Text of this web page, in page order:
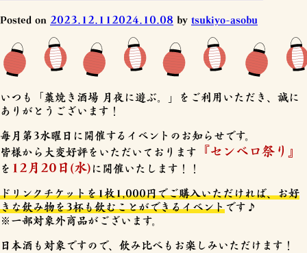
Posted on 2023.12.11 2024.10.08 by tsukiyo-asobu
いつも「藁焼き酒場 月夜に遊ぶ。」をご利用いただき、誠に
ありがとうございます！
毎月第3水曜日に開催するイベントのお知らせです。
皆様から大変好評をいただいております
『センベロ祭り』
を 12月20日(水) に開催いたします！！
ドリンクチケットを1枚1,000円でご購入いただければ、お好
きな飲み物を3杯も飲むことができるイベントです♪
※一部対象外商品がございます。
日本酒も対象ですので、飲み比べもお楽しみいただけます！